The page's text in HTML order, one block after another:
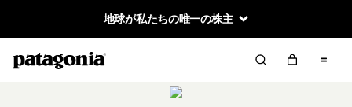
地球が私たちの唯一の株主